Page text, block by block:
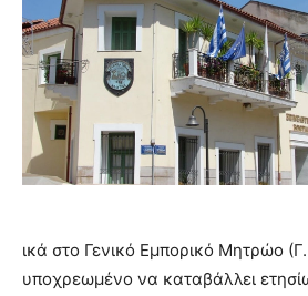
ικά στο Γενικό Εμπορικό Μητρώο
υποχρεωμένο να καταβάλλει